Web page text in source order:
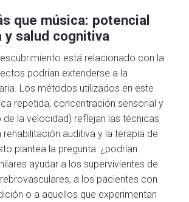
que música: potencial
y salud cognitiva
está relacionado con la
podrían extenderse a la
Los métodos utilizados en este
repetida, concentración sensorial y
de la velocidad) reflejan las técnicas
rehabilitación auditiva y la terapia de
plantea la pregunta: ¿podrían
ayudar a los supervivientes de
a los pacientes con
o a aquellos que experimentan